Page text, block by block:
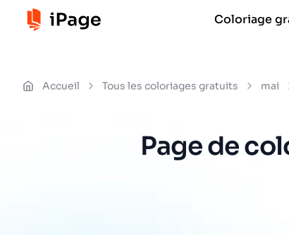
Coloriage
Accueil Tous les coloriages gratuits mai
Page de